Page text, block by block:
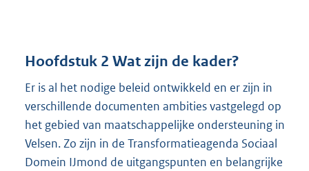
Hoofdstuk 2 Wat zijn de kader?
Er is al het nodige beleid ontwikkeld en er zijn in
verschillende documenten ambities vastgelegd op
het gebied van maatschappelijke ondersteuning in
Velsen. Zo zijn in de Transformatieagenda Sociaal
Domein IJmond de uitgangspunten en belangrijke